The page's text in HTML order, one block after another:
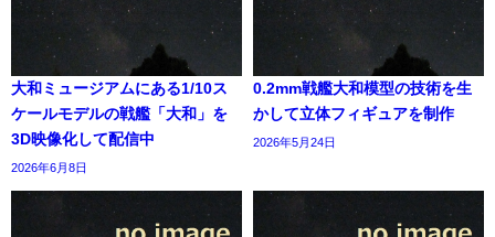
大和ミュージアムにある1/10ス
ケールモデルの戦艦「大和」を
3D映像化して配信中
2026年6月8日
0.2mm戦艦大和模型の技術を生
かして立体フィギュアを制作
2026年5月24日